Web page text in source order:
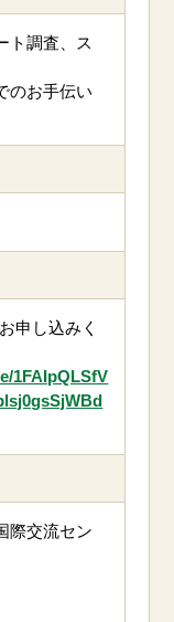
ト調査、ス
のお手伝い
お申し込みく
1FAIpQLSfV
際交流セン